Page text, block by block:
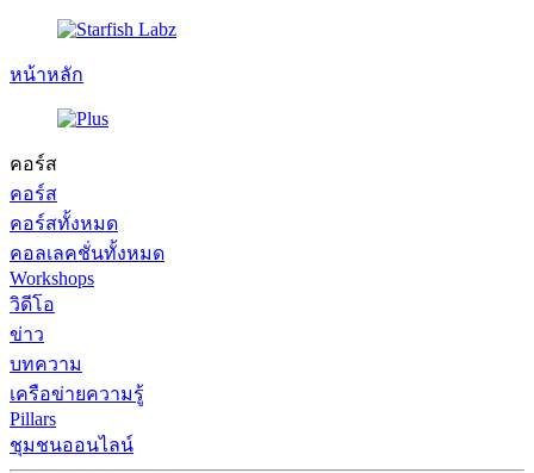
หน้าหลัก
คอร์ส
คอร์ส
คอร์สทั้งหมด
คอลเลคชั่นทั้งหมด
Workshops
วิดีโอ
ข่าว
บทความ
เครือข่ายความรู้
Pillars
ชุมชนออนไลน์